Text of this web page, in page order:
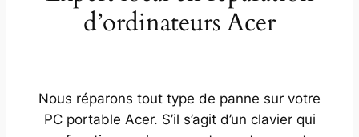
d’ordinateurs Acer
Nous réparons tout type de panne sur votre
PC portable Acer. S’il s’agit d’un clavier qui